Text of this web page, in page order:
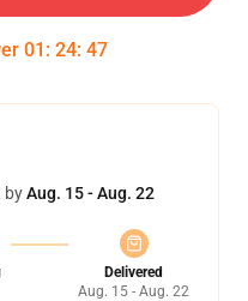
01 : 24: 46
byAug. 15 - Aug. 22
Delivered
Aug. 15 - Aug. 22